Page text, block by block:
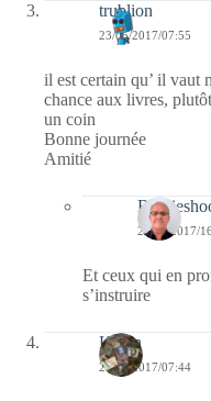
trublion
23/05/2017/07:55
il est certain qu’ il vaut
chance aux livres,
un coin
Bonne journée
Amitié
23/05/2017/
Et ceux qui en
s’instruire
Kévin
23/05/2017/07:44